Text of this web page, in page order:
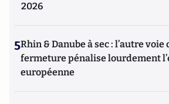
2026
5Rhin & Danube à sec : l’autre voie
fermeture pénalise lourdement
européenne